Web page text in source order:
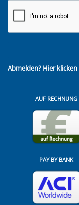
Abmelden? Hier klicken
AUF RECHNUNG
PAY BY BANK